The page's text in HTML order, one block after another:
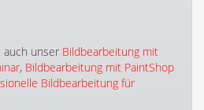
auch unser Bildbearbeitung mit
, Bildbearbeitung mit PaintShop
Bildbearbeitung für